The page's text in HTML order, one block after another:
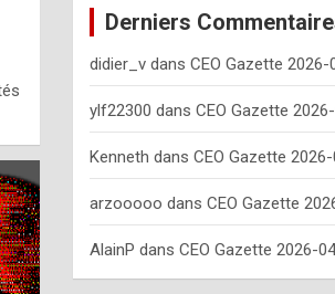
Derniers
didier_vdans CEO Gazette 2026-
ylf22300 dans CEO Gazette
Kenneth dans CEO Gazette
arzooooo dans CEO Gazette
AlainP dans CEO Gazette 2026-04